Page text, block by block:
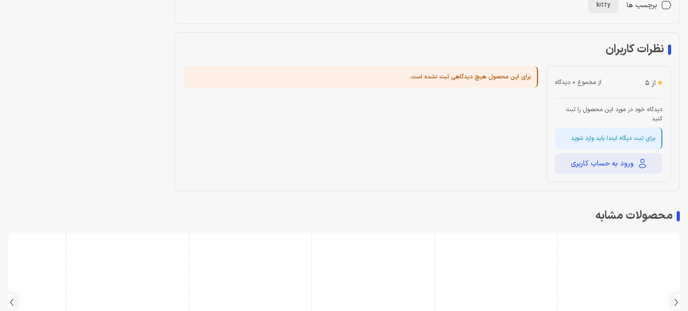
برچسب ها kitty
نظرات کاربران
0 از ۵ از مجموع 0 دیدگاه
دیدگاه خود در مورد این محصول را ثبت
کنید
برای ثبت دیگاه ایندا باید وارد شوید
ورود به حساب کاربری
برای این محصول هیچ دیدگاهی ثبت نشده است.
محصولات مشابه